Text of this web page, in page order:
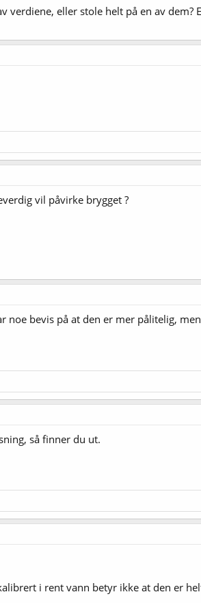
verdiene, eller stole helt på en av dem?
vil påvirke brygget ?
bevis på at den er mer pålitelig,
så finner du ut.
i rent vann betyr ikke at den er